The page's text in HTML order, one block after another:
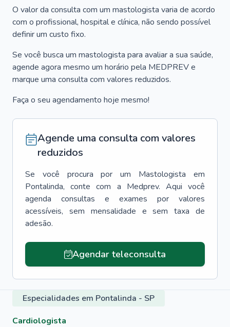
O valor da consulta com um mastologista varia de acordo
com o profissional, hospital e clínica, não sendo possível
definir um custo fixo.
Se você busca um mastologista para avaliar a sua saúde,
agende agora mesmo um horário pela MEDPREV e
marque uma consulta com valores reduzidos.
Faça o seu agendamento hoje mesmo!
Agende uma consulta com valores
reduzidos
Se você procura por um Mastologista
em
Pontalinda, conte com a Medprev. Aqui você
agenda consultas e exames por valores
acessíveis, sem mensalidade e sem taxa de
adesão.
Agendar teleconsulta
Especialidades em Pontalinda - SP
Cardiologista